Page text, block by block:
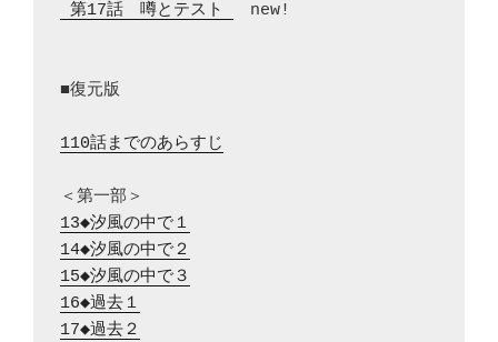
第17話　噂とテスト
new!
■復元版
110話までのあらすじ
13◆汐風の中で１
14◆汐風の中で２
15◆汐風の中で３
16◆過去１
17◆過去２